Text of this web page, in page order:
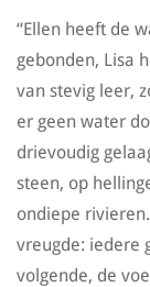
“Ellen heeft de
gebonden, Lisa
van stevig leer,
er geen water
drievoudig
steen, op
ondiepe
vreugde: iedere
volgende, de